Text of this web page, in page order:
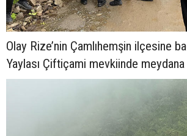
Olay Rize’nin Çamlıhemşin ilçesine
Yaylası Çiftiçami mevkiinde